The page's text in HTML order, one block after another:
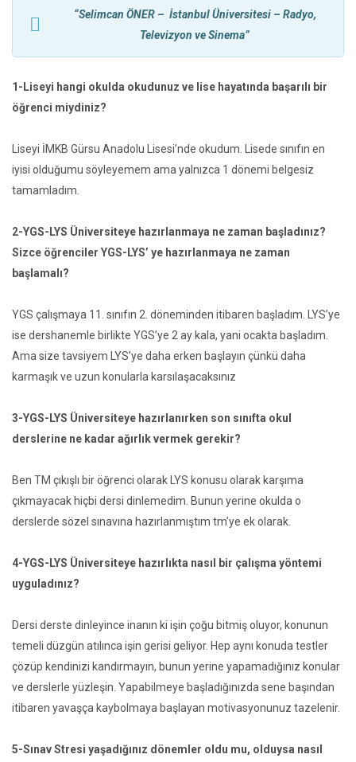
“Selimcan ÖNER – İstanbul Üniversitesi – Radyo,
Televizyon ve Sinema”
1-Liseyi hangi okulda okudunuz ve lise hayatında başarılı bir
öğrenci miydiniz?
Liseyi İMKB Gürsu Anadolu Lisesi’nde okudum. Lisede sınıfın en
iyisi olduğumu söyleyemem ama yalnızca 1 dönemi belgesiz
tamamladım.
2-YGS-LYS Üniversiteye hazırlanmaya ne zaman başladınız?
Sizce öğrenciler YGS-LYS’ ye hazırlanmaya ne zaman
başlamalı?
YGS çalışmaya 11. sınıfın 2. döneminden itibaren başladım. LYS’ye
ise dershanemle birlikte YGS’ye 2 ay kala, yani ocakta başladım.
Ama size tavsiyem LYS’ye daha erken başlayın çünkü daha
karmaşık ve uzun konularla karsılaşacaksınız
3-YGS-LYS Üniversiteye hazırlanırken son sınıfta okul
derslerine ne kadar ağırlık vermek gerekir?
Ben TM çıkışlı bir öğrenci olarak LYS konusu olarak karşıma
çıkmayacak hiçbi dersi dinlemedim. Bunun yerine okulda o
derslerde sözel sınavına hazırlanmıştım tm’ye ek olarak.
4-YGS-LYS Üniversiteye hazırlıkta nasıl bir çalışma yöntemi
uyguladınız?
Dersi derste dinleyince inanın ki işin çoğu bitmiş oluyor, konunun
temeli düzgün atılınca işin gerisi geliyor. Hep aynı konuda testler
çözüp kendinizi kandırmayın, bunun yerine yapamadığınız konular
ve derslerle yüzleşin. Yapabilmeye başladığınızda sene başından
itibaren yavaşça kaybolmaya başlayan motivasyonunuz tazelenir.
5-Sınav Stresi yaşadığınız dönemler oldu mu, olduysa nasıl